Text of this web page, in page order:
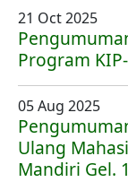
21 Oct 2025
Program
05 Aug 2025
Ulang
Mandiri Gel. 1